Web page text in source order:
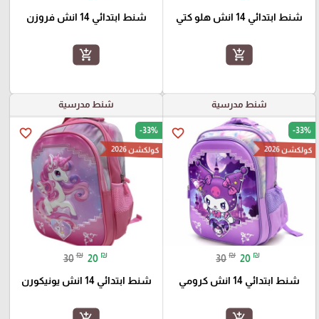
شنط ابتدائي 14 انش هلو كتي
add_shopping_cart
شنط ابتدائي 14 انش فروزن
add_shopping_cart
شنط مدرسية
favorite_border -33%
كولكشن 2026
30 ₪ 20 ₪
شنط ابتدائي 14 انش كرومي
شنط مدرسية
favorite_border -33%
كولكشن 2026
30 ₪ 20 ₪
شنط ابتدائي 14 انش يونيكورن